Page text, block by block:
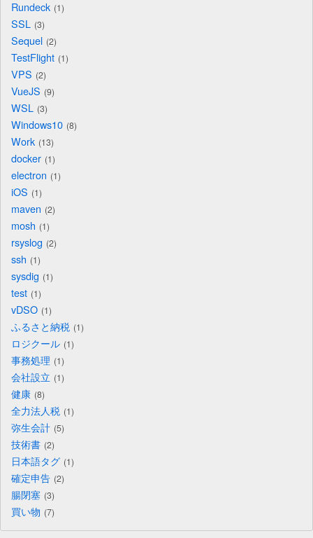
Rundeck 1
SSL 3
Sequel 2
TestFlight 1
VPS 2
VueJS 9
WSL 3
Windows10 8
Work 13
docker 1
electron 1
iOS 1
maven 2
mosh 1
rsyslog 2
ssh 1
sysdig 1
test 1
vDSO 1
ふるさと納税 1
ロジクール 1
事務処理 1
会社設立 1
健康 8
全力法人税 1
弥生会計 5
技術書 2
日本語タグ 1
確定申告 2
腸閉塞 3
買い物 7